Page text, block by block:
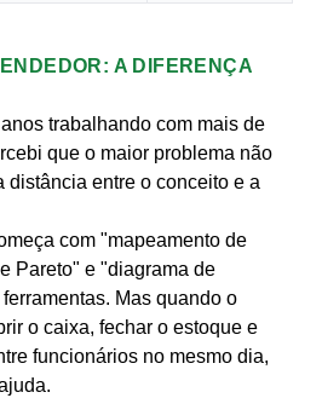
A DIFERENÇA
trabalhando com mais de
que o maior problema não
distância entre o conceito e a
com "mapeamento de
Pareto" e "diagrama de
Mas quando o
o caixa, fechar o estoque e
funcionários no mesmo dia,